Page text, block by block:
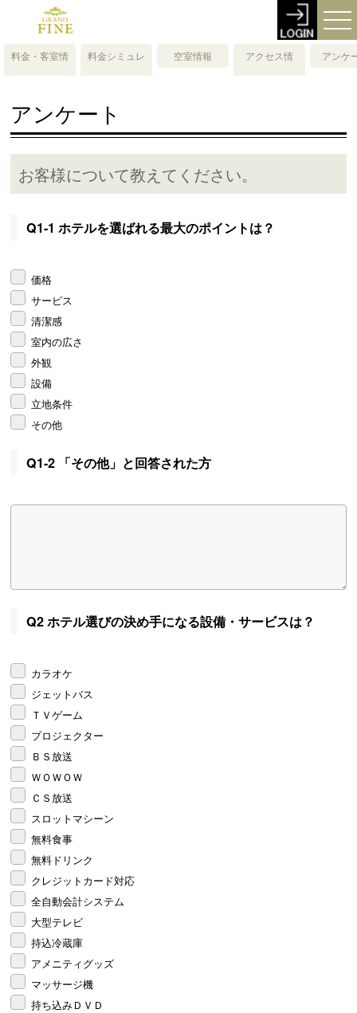
料金・客室情
料金シミュレ
空室情報
アクセス情
アンケ
アンケート
お客様について教えてください。
Q1-1 ホテルを選ばれる最大のポイントは？
価格
サービス
清潔感
室内の広さ
外観
設備
立地条件
その他
Q1-2 「その他」と回答された方
Q2 ホテル選びの決め手になる設備・サービスは？
カラオケ
ジェットバス
ＴＶゲーム
プロジェクター
ＢＳ放送
ＷＯＷＯＷ
ＣＳ放送
スロットマシーン
無料食事
無料ドリンク
クレジットカード対応
全自動会計システム
大型テレビ
持込冷蔵庫
アメニティグッズ
マッサージ機
持ち込みＤＶＤ